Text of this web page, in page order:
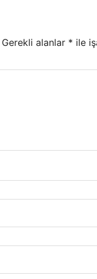
Gerekli alanlar * ile